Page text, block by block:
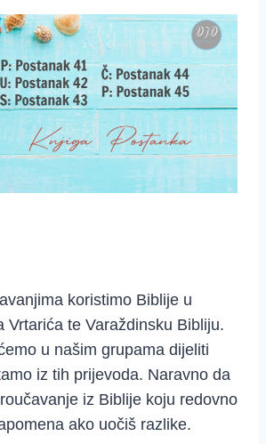
koristimo Biblije u
Vrtarića te Varaždinsku Bibliju.
u našim grupama dijeliti
iz tih prijevoda. Naravno da
iz Biblije koju redovno
ako uočiš razlike.